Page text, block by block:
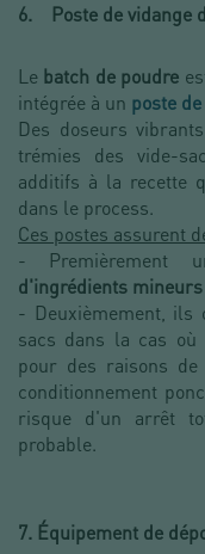
6. Poste de vidange
Le batch de poudre
intégrée à un poste
Des doseurs
trémies des vide-
additifs à la recette
dans le process.
Ces postes assurent
- Premièrement
d'ingrédients
- Deuxièmement, ils
sacs dans la cas où
pour des raisons de
conditionnement
risque d'un arrêt
probable.
7. Équipement de